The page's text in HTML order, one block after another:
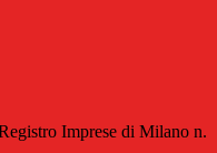
Imprese di Milano n.